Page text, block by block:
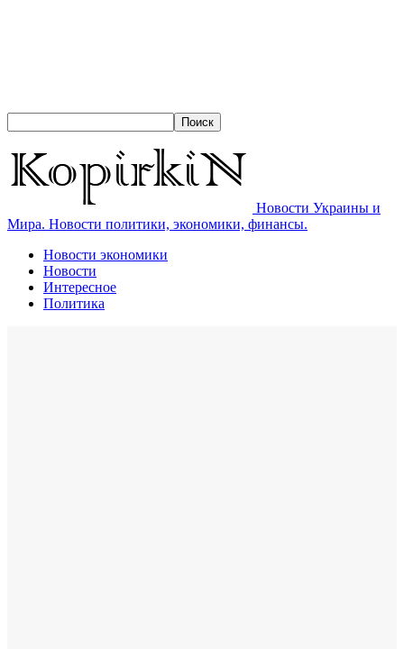
Новости Украины и
Мира. Новости политики, экономики, финансы.
Новости экономики
Новости
Интересное
Политика